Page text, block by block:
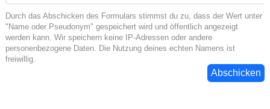
Durch das Abschicken des Formulars stimmst du zu, dass der Wert unter
"Name oder Pseudonym" gespeichert wird und öffentlich angezeigt
werden kann. Wir speichern keine IP-Adressen oder andere
personenbezogene Daten. Die Nutzung deines echten Namens ist
freiwillig.
Abschicken